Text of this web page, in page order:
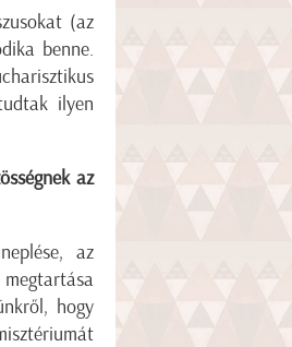
(az
benne.
ilyen
az
az
megtartása
hogy